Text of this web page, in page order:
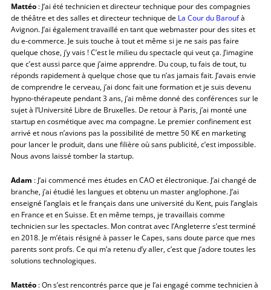
Mattéo : J’ai été technicien et directeur technique pour des compagnies
de théâtre et des salles et directeur technique de La Cour du Baroufà
Avignon. J’ai également travaillé en tant que webmaster pour des sites et
du e-commerce. Je suis touche à tout et même si je ne sais pas faire
quelque chose, j’y vais ! C’est le milieu du spectacle qui veut ça. J’imagine
que c’est aussi parce que j’aime apprendre. Du coup, tu fais de tout, tu
réponds rapidement à quelque chose que tu n’as jamais fait. J’avais envie
de comprendre le cerveau, j’ai donc fait une formation et je suis devenu
hypno-thérapeute pendant 3 ans, j’ai même donné des conférences sur le
sujet à l’Université Libre de Bruxelles. De retour à Paris, j’ai monté une
startup en cosmétique avec ma compagne. Le premier confinement est
arrivé et nous n’avions pas la possibilité de mettre 50 K€ en marketing
pour lancer le produit, dans une filière où sans publicité, c’est impossible.
Nous avons laissé tomber la startup.
Adam : J’ai commencé mes études en CAO et électronique. J’ai changé de
branche, j’ai étudié les langues et obtenu un master anglophone. J’ai
enseigné l’anglais et le français dans une université du Kent, puis l’anglais
en France et en Suisse. Et en même temps, je travaillais comme
technicien sur les spectacles. Mon contrat avec l’Angleterre s’est terminé
en 2018. Je m’étais résigné à passer le Capes, sans doute parce que mes
parents sont profs. Ce qui m’a retenu d’y aller, c’est que j’adore toutes les
solutions technologiques.
Mattéo : On s’est rencontrés parce que je l’ai engagé comme technicien à